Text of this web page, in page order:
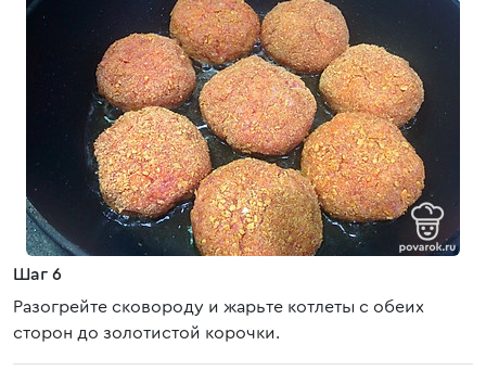
Шаг 6
Разогрейте сковороду и жарьте котлеты с обеих
сторон до золотистой корочки.